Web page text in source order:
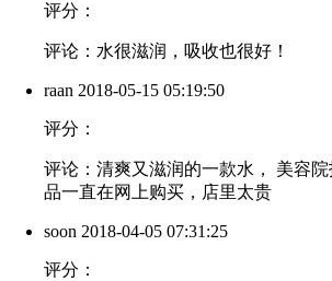
评分：
评论：水很滋润，吸收也很好！
raan 2018-05-15 05:19:50
评分：
评论：清爽又滋润的一款水， 美容
品一直在网上购买，店里太贵
soon 2018-04-05 07:31:25
评分：